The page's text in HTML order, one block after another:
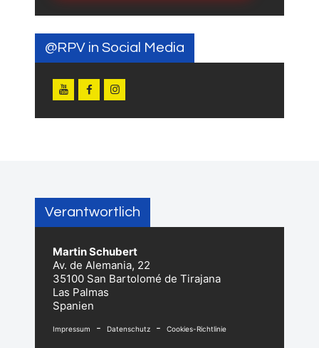
@RPV in Social Media
Verantwortlich
Martin Schubert
Av. de Alemania, 22
35100 San Bartolomé de Tirajana
Las Palmas
Spanien
Impressum - Datenschutz - Cookies-Richtlinie